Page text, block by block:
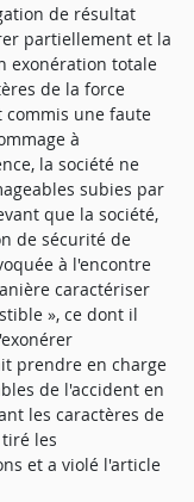
de résultat
partiellement et la
exonération totale
de la force
commis une faute
à
la société ne
subies par
que la société,
de sécurité de
à l'encontre
caractériser
», ce dont il
prendre en charge
de l'accident en
les caractères de
les
et a violé l'article